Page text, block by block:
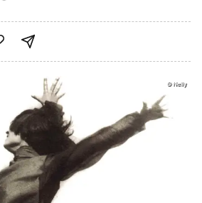
teilen
teilen
Link teilen
shareViaEmail
© Nelly